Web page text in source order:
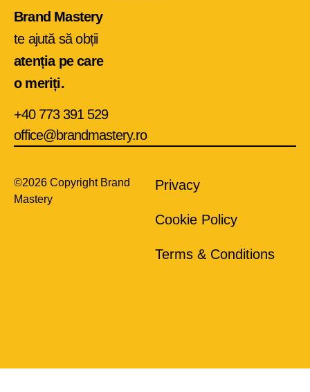
Brand Mastery
te ajută să obții
atenția pe care
o meriți.
+40 773 391 529
office@brandmastery.ro
©2026 Copyright Brand
Mastery
Privacy
Cookie Policy
Terms & Conditions